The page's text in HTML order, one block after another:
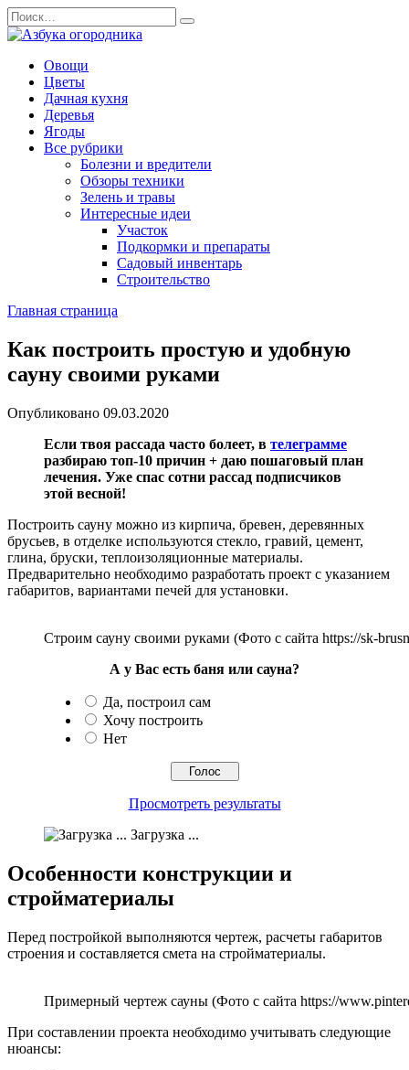
Перейти
к
содержанию
Search
for:
Овощи
Цветы
Дачная кухня
Деревья
Ягоды
Все рубрики
Болезни и вредители
Обзоры техники
Зелень и травы
Интересные идеи
Участок
Подкормки и препараты
Садовый инвентарь
Строительство
Главная страница
Как построить простую и удобную
сауну своими руками
Опубликовано 09.03.2020
Если твоя рассада часто болеет, в телеграмме
разбираю топ-10 причин + даю пошаговый план
лечения. Уже спас сотни рассад подписчиков
этой весной!
Построить сауну можно из кирпича, бревен, деревянных
брусьев, в отделке используются стекло, гравий, цемент,
глина, бруски, теплоизоляционные материалы.
Предварительно необходимо разработать проект с указанием
габаритов, вариантами печей для установки.
Строим сауну своими руками (Фото с сайта https://sk-
А у Вас есть баня или сауна?
Да, построил сам
Хочу построить
Нет
Просмотреть результаты
Загрузка ...
Особенности конструкции и
стройматериалы
Перед постройкой выполняются чертеж, расчеты габаритов
строения и составляется смета на стройматериалы.
Примерный чертеж сауны (Фото с сайта https://
При составлении проекта необходимо учитывать следующие
нюансы: